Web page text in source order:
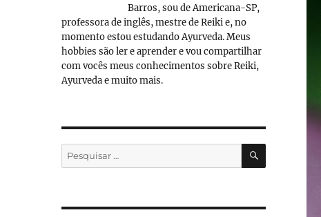
Barros, sou de Americana-SP,
professora de inglês, mestre de Reiki e, no
momento estou estudando Ayurveda. Meus
hobbies são ler e aprender e vou compartilhar
com vocês meus conhecimentos sobre Reiki,
Ayurveda e muito mais.
Pesquisar
por: